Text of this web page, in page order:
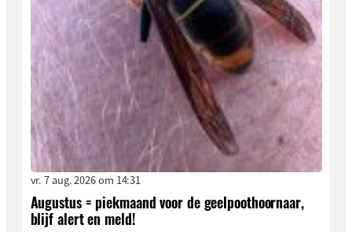
vr. 7 aug. 2026 om 14:31
Augustus = piekmaand voor de geelpoothoornaar,
blijf alert en meld!